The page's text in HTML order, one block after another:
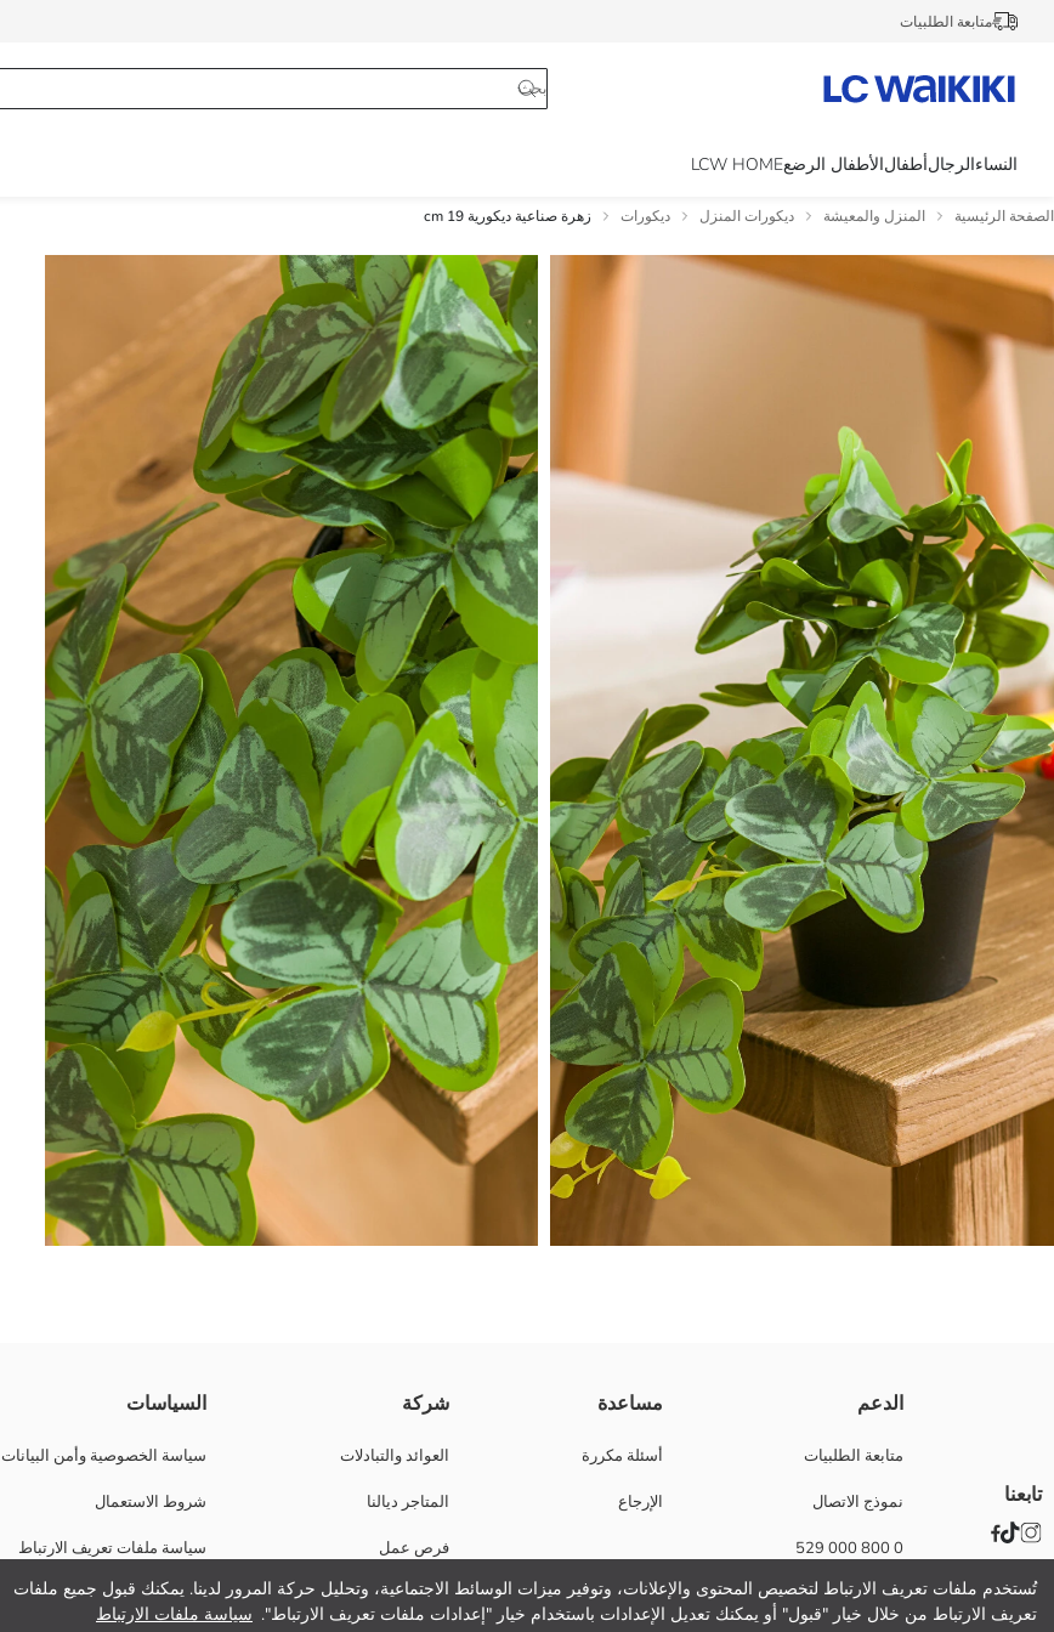
تُستخدم ملفات تعريف الارتباط لتخصيص المحتوى والإعلانات، وتوفير ميزات الوسائط الاجتماعية، وتحليل حركة المرور لدينا. يمكنك قبول جميع ملفات
تعريف الارتباط من خلال خيار "قبول" أو يمكنك تعديل الإعدادات باستخدام خيار "إعدادات ملفات تعريف الارتباط". سياسة ملفات الارتباط
متابعة الطلبيات
النساءالرجالأطفالالأطفال الرضعLCW HOME
الصفحة الرئيسية المنزل والمعيشة ديكورات المنزل ديكورات زهرة صناعية ديكورية 19 cm
نوع:
قماش منقوش:
الدعم
متابعة الطلبيات
نموذج الاتصال
0 800 000 529
مساعدة
أسئلة مكررة
الإرجاع
شركة
العوائد والتبادلات
المتاجر ديالنا
فرص عمل
دعم الشركات
السياسات
سياسة الخصوصية وأمن البيانات
شروط الاستعمال
سياسة ملفات تعريف الارتباط
تابعنا